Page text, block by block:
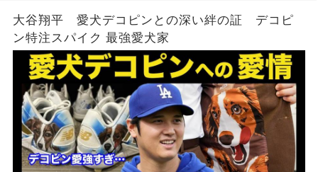
大谷翔平 愛犬デコピンとの深い絆の証 デコピ
ン特注スパイク 最強愛犬家